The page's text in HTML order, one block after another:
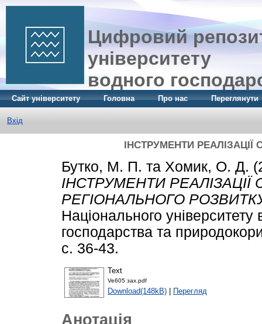
Цифровий
університету
водного
Сайт університету Головна Про нас Переглянути
Вхід
ІНСТРУМЕНТИ РЕАЛІЗАЦІЇ
Бутко, М. П. та Хомик, О. Д.
ІНСТРУМЕНТИ РЕАЛІЗАЦІЇ
РЕГІОНАЛЬНОГО
Національного університету
господарства та
с. 36-43.
Text
Ve605 зах.pdf
Download(148kB) | Перегляд
Анотація